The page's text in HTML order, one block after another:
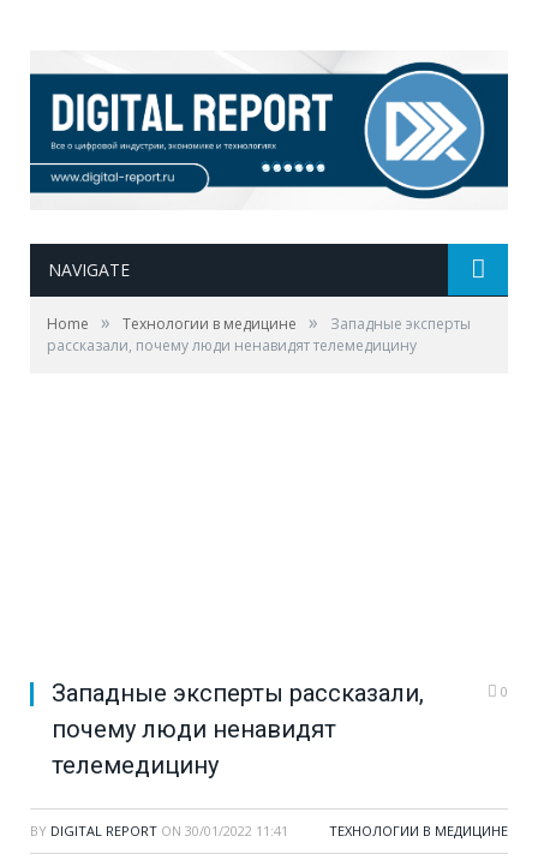
NAVIGATE
Home » Технологии в медицине »
Западные эксперты
рассказали, почему люди ненавидят телемедицину
Западные эксперты рассказали,
почему люди ненавидят
телемедицину
0
BY DIGITAL REPORT ON 30/01/2022 11:41 ТЕХНОЛОГИИ В МЕДИЦИНЕ